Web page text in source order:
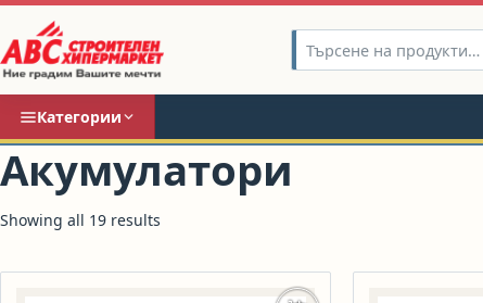
Категории
Акумулатори
Showing all 19 results